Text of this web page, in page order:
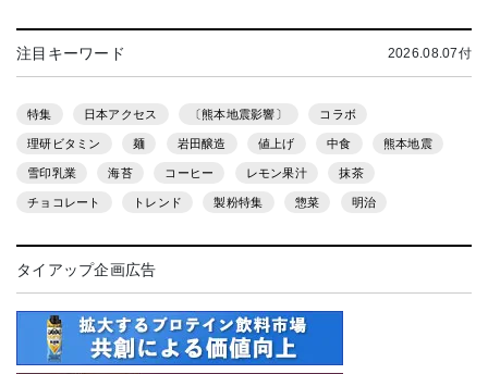
注目キーワード 2026.08.07付
特集 日本アクセス 〔熊本地震影響〕 コラボ
理研ビタミン 麺 岩田醸造 値上げ 中食 熊本地震
雪印乳業 海苔 コーヒー レモン果汁 抹茶
チョコレート トレンド 製粉特集 惣菜 明治
タイアップ企画広告